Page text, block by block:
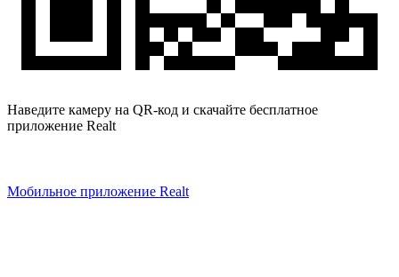
Наведите камеру на QR-код и скачайте бесплатное
приложение Realt
Мобильное приложение Realt